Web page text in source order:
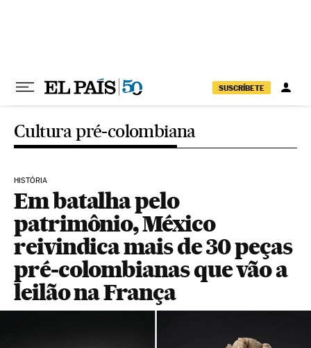
SUSCRÍBETE
Cultura pré-colombiana
HISTÓRIA
Em batalha pelo
patrimônio, México
reivindica mais de 30 peças
pré-colombianas que vão a
leilão na França